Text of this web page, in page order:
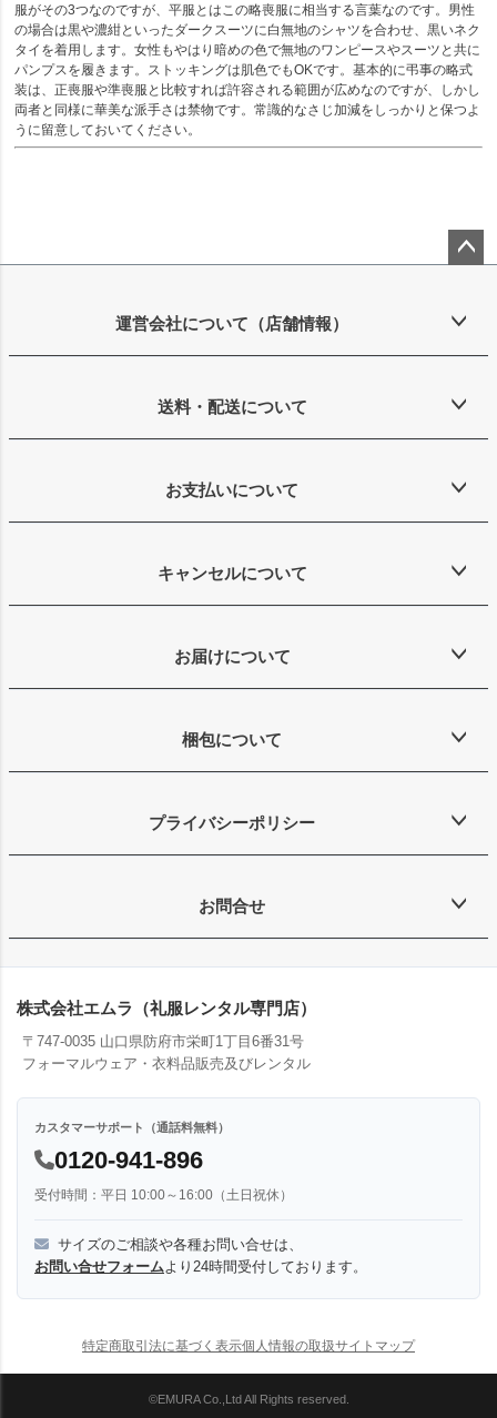
服がその3つなのですが、平服とはこの略喪服に相当する言葉なのです。男性
の場合は黒や濃紺といったダークスーツに白無地のシャツを合わせ、黒いネク
タイを着用します。女性もやはり暗めの色で無地のワンピースやスーツと共に
パンプスを履きます。ストッキングは肌色でもOKです。基本的に弔事の略式
装は、正喪服や準喪服と比較すれば許容される範囲が広めなのですが、しかし
両者と同様に華美な派手さは禁物です。常識的なさじ加減をしっかりと保つよ
うに留意しておいてください。
ップ
運営会社について（店舗情報）
送料・配送について
お支払いについて
キャンセルについて
お届けについて
梱包について
プライバシーポリシー
お問合せ
株式会社エムラ（礼服レンタル専門店）
〒747-0035 山口県防府市栄町1丁目6番31号
フォーマルウェア・衣料品販売及びレンタル
カスタマーサポート（通話料無料）
0120-941-896
受付時間：平日 10:00～16:00（土日祝休）
サイズのご相談や各種お問い合せは、
お問い合せフォームより24時間受付しております。
特定商取引法に基づく表示個人情報の取扱サイトマップ
©EMURA Co.,Ltd All Rights reserved.